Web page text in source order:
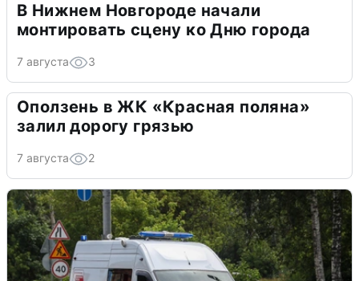
В Нижнем Новгороде начали
монтировать сцену ко Дню города
7 августа 3
Оползень в ЖК «Красная поляна»
залил дорогу грязью
7 августа 2